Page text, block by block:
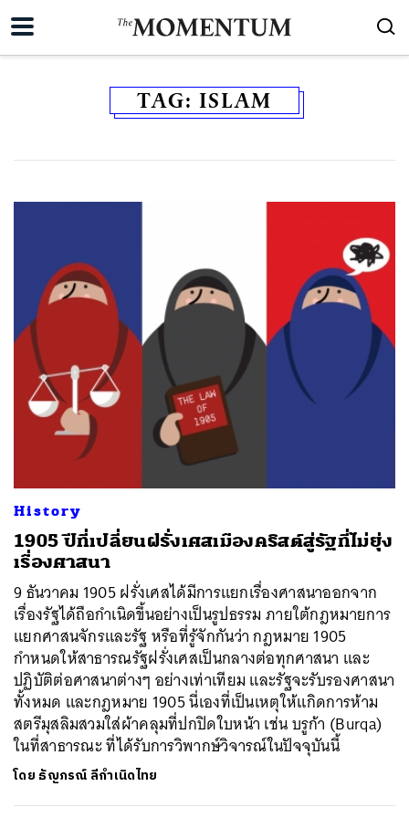
TAG: ISLAM
History
1905 ปีที่เปลี่ยนฝรั่งเศสเมืองคริสต์สู่รัฐที่ไม่ยุ่ง
เรื่องศาสนา
9 ธันวาคม 1905 ฝรั่งเศสได้มีการแยกเรื่องศาสนาออกจาก
เรื่องรัฐได้ถือกำเนิดขึ้นอย่างเป็นรูปธรรม ภายใต้กฎหมายการ
แยกศาสนจักรและรัฐ หรือที่รู้จักกันว่า กฎหมาย 1905
กำหนดให้สาธารณรัฐฝรั่งเศสเป็นกลางต่อทุกศาสนา และ
ปฏิบัติต่อศาสนาต่างๆ อย่างเท่าเทียม และรัฐจะรับรองศาสนา
ทั้งหมด และกฎหมาย 1905 นี่เองที่เป็นเหตุให้เเกิดการห้าม
สตรีมุสลิมสวมใส่ผ้าคลุมที่ปกปิดใบหน้า เช่น บรูก้า (Burqa)
ในที่สาธารณะ ที่ได้รับการวิพากษ์วิจารณ์ในปัจจุบันนี้
โดย ธัญภรณ์ ลีกำเนิดไทย
ค้นหา
SHARE TWEET